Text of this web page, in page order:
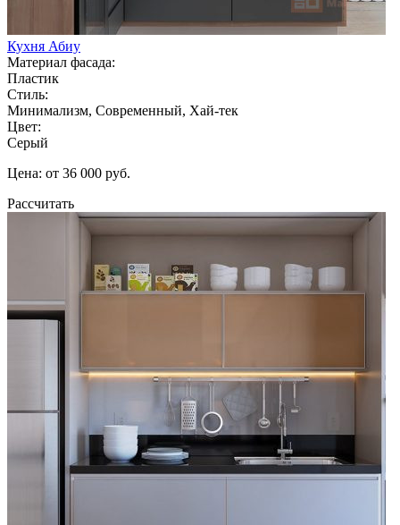
Кухня Абиу
Материал фасада:
Пластик
Стиль:
Минимализм, Современный, Хай-тек
Цвет:
Серый
Цена: от 36 000 руб.
Рассчитать